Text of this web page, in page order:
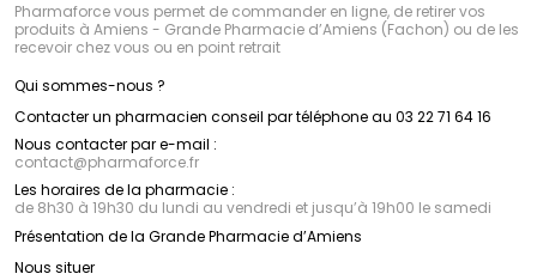
Pharmaforce vous permet de commander en ligne, de retirer vos
produits à Amiens - Grande Pharmacie d’Amiens (Fachon) ou de les
recevoir chez vous ou en point retrait
Qui sommes-nous ?
Contacter un pharmacien conseil par téléphone au 03 22 71 64 16
Nous contacter par e-mail :
contact@pharmaforce.fr
Les horaires de la pharmacie :
de 8h30 à 19h30 du lundi au vendredi et jusqu’à 19h00 le samedi
Présentation de la Grande Pharmacie d’Amiens
Nous situer